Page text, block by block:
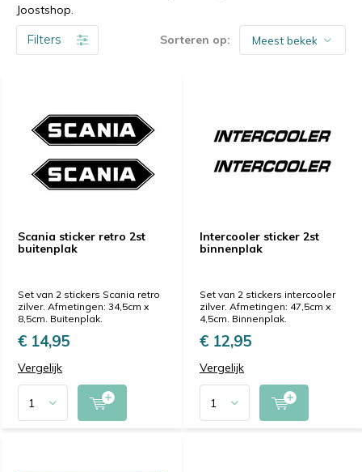
Joostshop.
Filters Sorteren op:
Scania sticker retro 2st
buitenplak
Set van 2 stickers Scania retro
zilver. Afmetingen: 34,5cm x
8,5cm. Buitenplak.
€ 14,95
Vergelijk
Intercooler sticker 2st
binnenplak
Set van 2 stickers intercooler
zilver. Afmetingen: 47,5cm x
4,5cm. Binnenplak.
€ 12,95
Vergelijk